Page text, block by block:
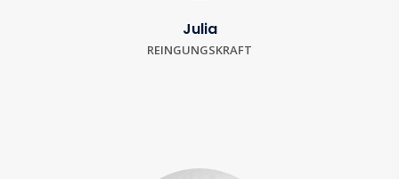
Julia
REINGUNGSKRAFT